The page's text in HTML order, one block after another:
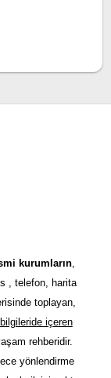
kurumların,
, telefon, harita
toplayan,
içeren
rehberidir.
yönlendirme